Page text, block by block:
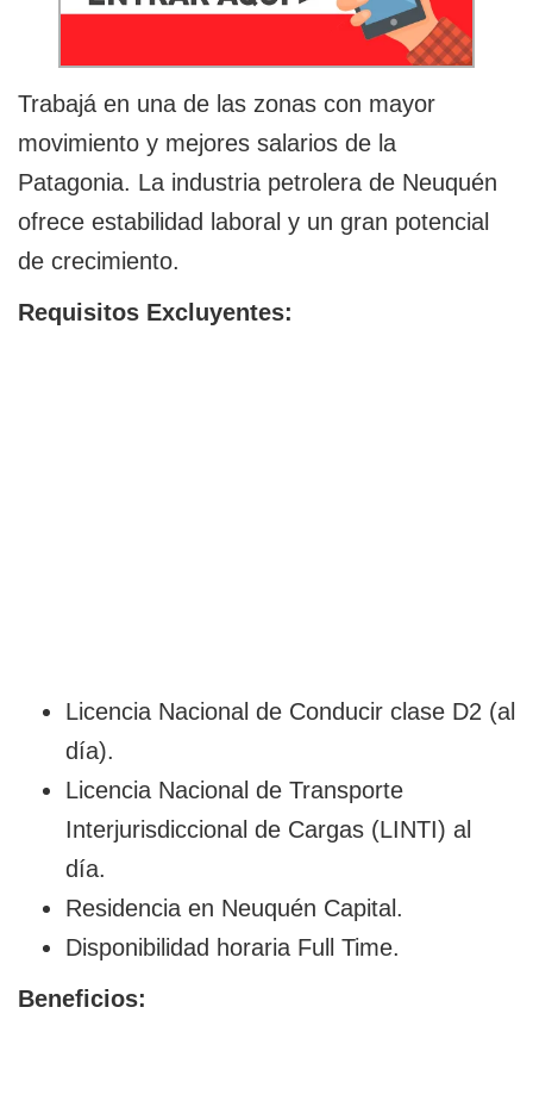
Trabajá en una de las zonas con mayor
movimiento y mejores salarios de la
Patagonia. La industria petrolera de Neuquén
ofrece estabilidad laboral y un gran potencial
de crecimiento.
Requisitos Excluyentes:
Licencia Nacional de Conducir clase D2 (al
día).
Licencia Nacional de Transporte
Interjurisdiccional de Cargas (LINTI) al
día.
Residencia en Neuquén Capital.
Disponibilidad horaria Full Time.
Beneficios: